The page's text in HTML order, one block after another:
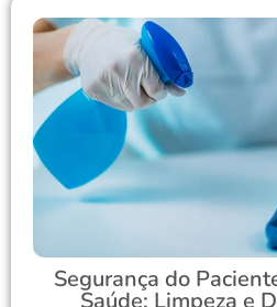
Segurança do
Saúde: Limpeza e